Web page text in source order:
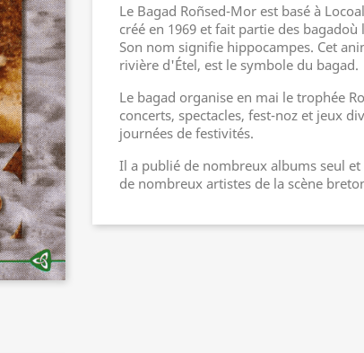
Le Bagad Roñsed-Mor est basé à
créé en 1969 et fait partie des
Son nom signifie hippocampes. Cet
rivière d'Étel, est le symbole du bagad.
Le bagad organise en mai le trophée
concerts, spectacles, fest-noz et jeux
journées de festivités.
Il a publié de nombreux albums seul
de nombreux artistes de la scène